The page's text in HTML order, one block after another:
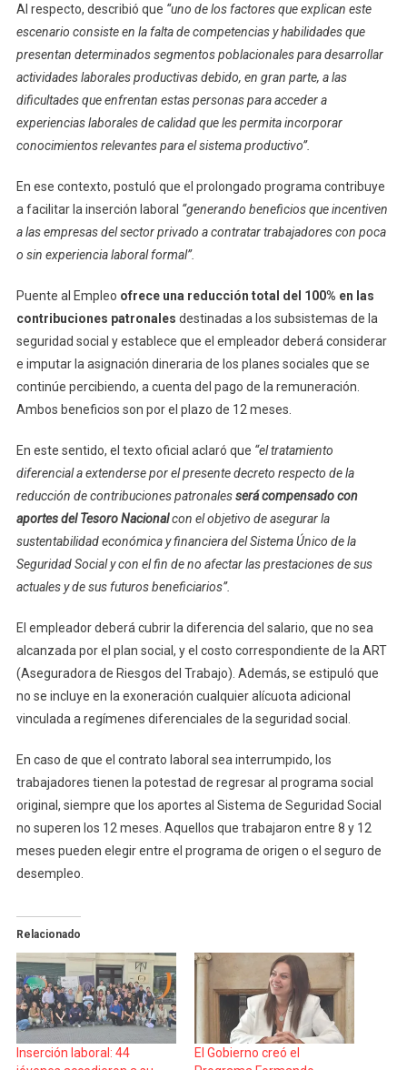
Al respecto, describió que “uno de los factores que explican este
escenario consiste en la falta de competencias y habilidades que
presentan determinados segmentos poblacionales para desarrollar
actividades laborales productivas debido, en gran parte, a las
dificultades que enfrentan estas personas para acceder a
experiencias laborales de calidad que les permita incorporar
conocimientos relevantes para el sistema productivo”.
En ese contexto, postuló que el prolongado programa contribuye
a facilitar la inserción laboral “generando beneficios que incentiven
a las empresas del sector privado a contratar trabajadores con poca
o sin experiencia laboral formal”.
Puente al Empleo ofrece una reducción total del 100% en las
contribuciones patronales destinadas a los subsistemas de la
seguridad social y establece que el empleador deberá considerar
e imputar la asignación dineraria de los planes sociales que se
continúe percibiendo, a cuenta del pago de la remuneración.
Ambos beneficios son por el plazo de 12 meses.
En este sentido, el texto oficial aclaró que “el tratamiento
diferencial a extenderse por el presente decreto respecto de la
reducción de contribuciones patronalesserá compensado con
aportes del Tesoro Nacionalcon el objetivo de asegurar la
sustentabilidad económica y financiera del Sistema Único de la
Seguridad Social y con el fin de no afectar las prestaciones de sus
actuales y de sus futuros beneficiarios”.
El empleador deberá cubrir la diferencia del salario, que no sea
alcanzada por el plan social, y el costo correspondiente de la ART
(Aseguradora de Riesgos del Trabajo). Además, se estipuló que
no se incluye en la exoneración cualquier alícuota adicional
vinculada a regímenes diferenciales de la seguridad social.
En caso de que el contrato laboral sea interrumpido, los
trabajadores tienen la potestad de regresar al programa social
original, siempre que los aportes al Sistema de Seguridad Social
no superen los 12 meses. Aquellos que trabajaron entre 8 y 12
meses pueden elegir entre el programa de origen o el seguro de
desempleo.
Relacionado
Inserción laboral: 44
El Gobierno creó el